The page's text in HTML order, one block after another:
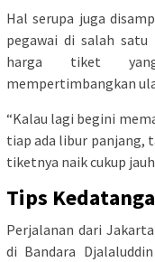
Hal serupa juga
pegawai di salah
harga tiket
mempertimbangkan
“Kalau lagi begini
tiap ada libur panjang,
tiketnya naik cukup
Tips
Perjalanan dari
di Bandara